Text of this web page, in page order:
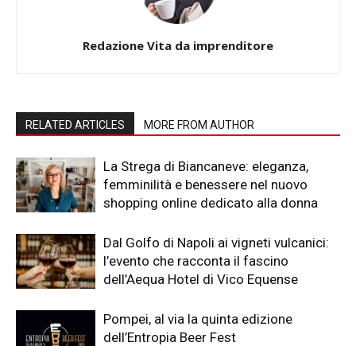
Redazione Vita da imprenditore
RELATED ARTICLES MORE FROM AUTHOR
La Strega di Biancaneve: eleganza,
femminilità e benessere nel nuovo
shopping online dedicato alla donna
Dal Golfo di Napoli ai vigneti vulcanici:
l’evento che racconta il fascino
dell’Aequa Hotel di Vico Equense
Pompei, al via la quinta edizione
dell’Entropia Beer Fest